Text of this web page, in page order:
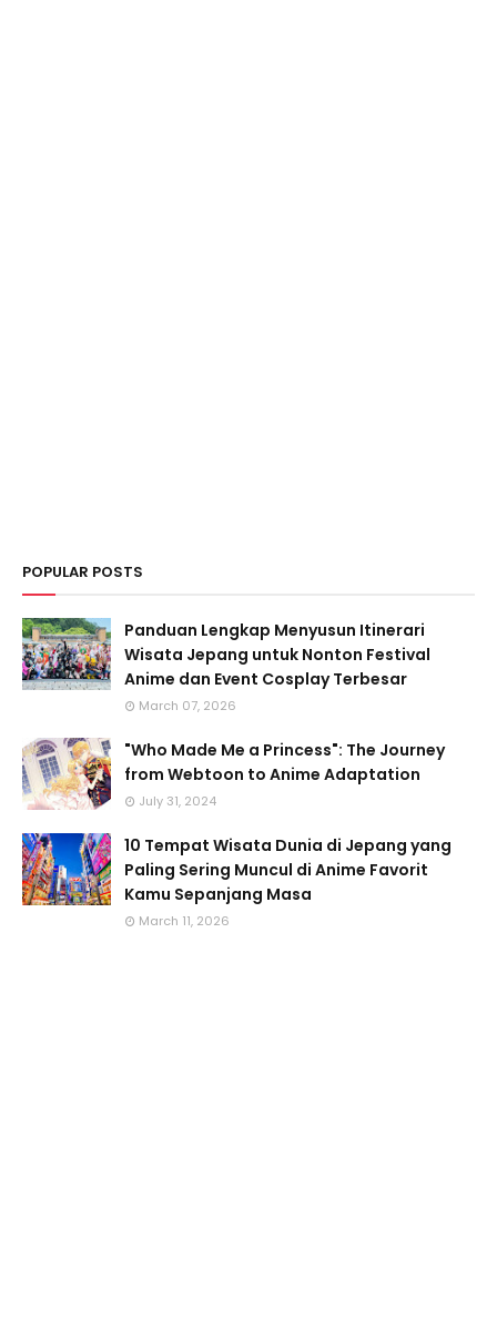
POPULAR POSTS
Panduan Lengkap Menyusun Itinerari
Wisata Jepang untuk Nonton Festival
Anime dan Event Cosplay Terbesar
March 07, 2026
"Who Made Me a Princess": The Journey
from Webtoon to Anime Adaptation
July 31, 2024
10 Tempat Wisata Dunia di Jepang yang
Paling Sering Muncul di Anime Favorit
Kamu Sepanjang Masa
March 11, 2026